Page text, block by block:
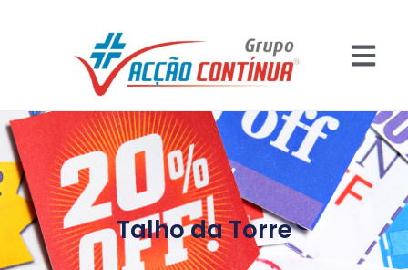
Talho da Torre